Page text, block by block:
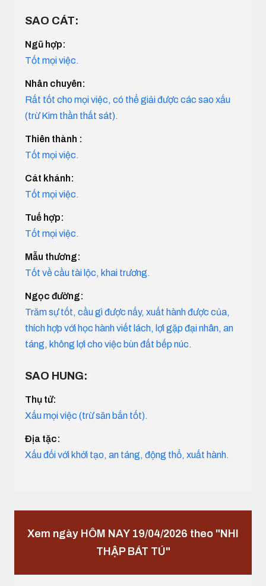
SAO CÁT:
Ngũ hợp:
Tốt mọi việc.
Nhân chuyên:
Rất tốt cho mọi việc, có thể giải được các sao xấu
(trừ Kim thần thất sát).
Thiên thành :
Tốt mọi việc.
Cát khánh:
Tốt mọi việc.
Tuế hợp:
Tốt mọi việc.
Mẫu thương:
Tốt về cầu tài lộc, khai trương.
Ngọc đường:
Trăm sự tốt, cầu gì được nấy, xuất hành được của,
thích hợp với học hành viết lách, lợi gặp đại nhân, an
táng, không lợi cho việc bùn đất bếp núc.
SAO HUNG:
Thụ tử:
Xấu mọi việc (trừ săn bắn tốt).
Địa tặc:
Xấu đối với khởi tạo, an táng, động thổ, xuất hành.
Xem ngày HÔM NAY 19/04/2026 theo "NHI
THẬP BÁT TÚ"